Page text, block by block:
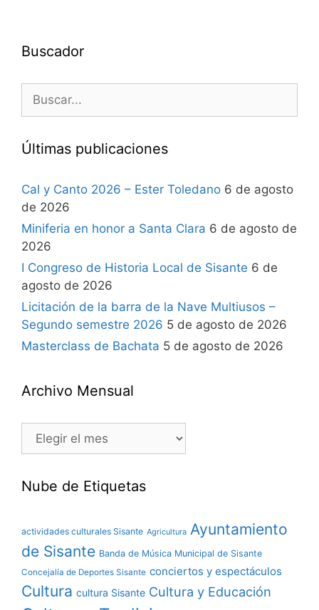
Buscador
Últimas publicaciones
Cal y Canto 2026 – Ester Toledano 6 de agosto
de 2026
Miniferia en honor a Santa Clara 6 de agosto de
2026
I Congreso de Historia Local de Sisante 6 de
agosto de 2026
Licitación de la barra de la Nave Multiusos –
Segundo semestre 2026 5 de agosto de 2026
Masterclass de Bachata 5 de agosto de 2026
Archivo Mensual
Nube de Etiquetas
actividades culturales Sisante Agricultura Ayuntamiento
de Sisante Banda de Música Municipal de Sisante
Concejalía de Deportes Sisante conciertos y espectáculos
Cultura cultura Sisante Cultura y Educación